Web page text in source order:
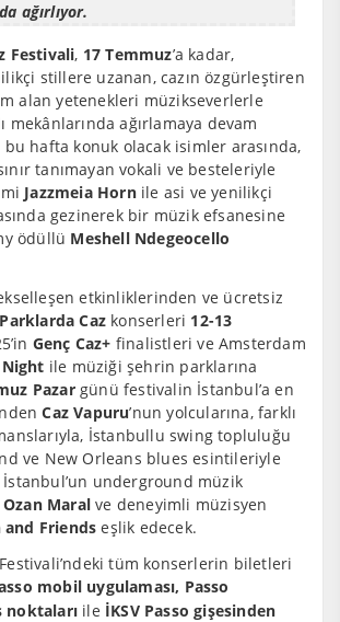
ağırlıyor.
Festivali, 17 Temmuz’a kadar,
stillere uzanan, cazın özgürleştiren
alan yetenekleri müzikseverlerle
mekânlarında ağırlamaya devam
hafta konuk olacak isimler arasında,
tanımayan vokali ve besteleriyle
Jazzmeia Horn ile asi ve yenilikçi
gezinerek bir müzik efsanesine
ödüllü Meshell Ndegeocello
etkinliklerinden ve ücretsiz
Parklarda Caz konserleri 12-13
Genç Caz+ finalistleri ve Amsterdam
Night ile müziği şehrin parklarına
Pazargünü festivalin İstanbul’a en
Caz Vapuru’nun yolcularına, farklı
İstanbullu swing topluluğu
ve New Orleans blues esintileriyle
İstanbul’un underground müzik
Ozan Maralve deneyimli müzisyen
and Friends eşlik edecek.
tüm konserlerin biletleri
mobil uygulaması, Passo
noktaları ile İKSV Passo gişesinden